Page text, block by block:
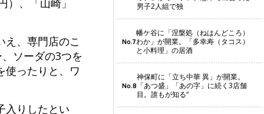
、「山崎」
え、専門店のこ
ソーダの3つを
使ったりと、ワ
入りしたとい
男子2人組で独
No.7
幡ケ谷に「涅槃処（ねはんどころ）
わか」が開業。「多幸寿（タコス）
と小料理」の居酒
No.8
神保町に「立ち中華 異」が開業。
「あつ盛」「あの字」に続く3店舗
目。誰もが知る“